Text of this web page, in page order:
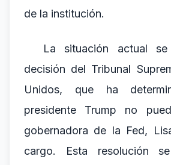
de la institución.
La situación actual
decisión del Tribunal
Unidos, que ha
presidente Trump no
gobernadora de la Fed,
cargo. Esta resolución